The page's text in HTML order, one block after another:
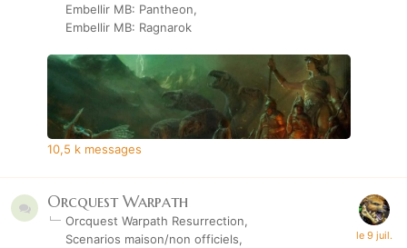
Embellir MB: Pantheon
Embellir MB: Ragnarok
10,5 k messages
Orcquest Warpath
Orcquest Warpath Resurrection
Scenarios maison/non officiels